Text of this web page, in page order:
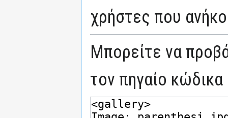
χρήστες που
Μπορείτε να
τον πηγαίο